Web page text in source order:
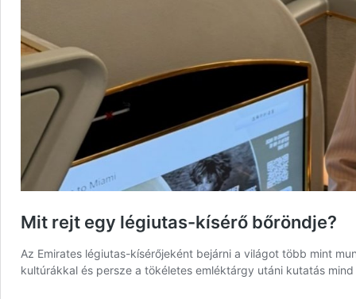
Mit rejt egy légiutas-kísérő bőröndje?
Az Emirates légiutas-kísérőjeként bejárni a világot több mint
kultúrákkal és persze a tökéletes emléktárgy utáni kutatás